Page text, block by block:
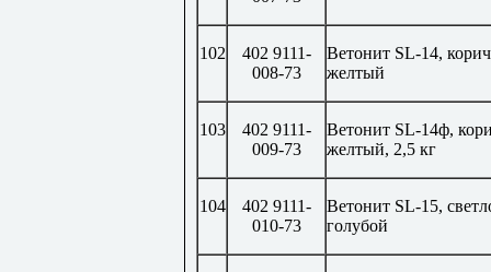
102
402 9111-
008-73
Ветонит SL-14,
желтый
103
402 9111-
009-73
Ветонит SL-14ф,
желтый, 2,5 кг
104
402 9111-
010-73
Ветонит SL-15,
голубой